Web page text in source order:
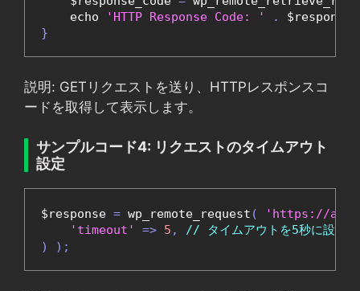
    echo
'HTTP Response Code: ' .
}
説明: GETリクエストを送り、HTTPレスポンスコ
ードを取得して表示します。
サンプルコード4: リクエストのタイムアウト
設定
$response = wp_remote_request (
'https://
'timeout'
=> 5 ,
// タイムアウトを5秒に設定
)
);